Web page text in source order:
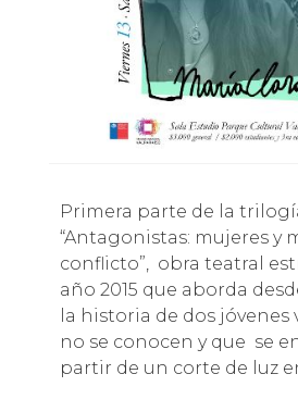
Primera parte de la trilogía
“Antagonistas: mujeres y
conflicto”, obra teatral
año 2015 que aborda
la historia de dos jóvenes
no se conocen y que se
partir de un corte de luz